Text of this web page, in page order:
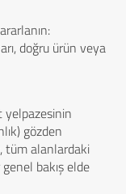
doğru ürün veya
yelpazesinin
gözden
tüm alanlardaki
bakış elde